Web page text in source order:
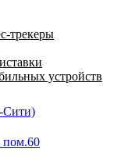
трекеры
устройств
Сити)
пом.60